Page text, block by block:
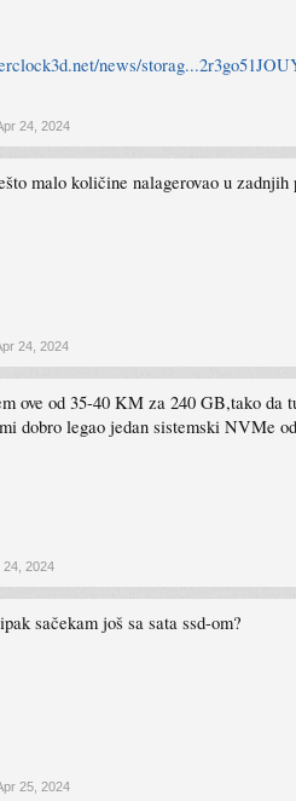
news/
24, 2024
malo količine nalagerovao u
24, 2024
ove od 35-40 KM za 240 GB,tako
dobro legao jedan sistemski NVMe
24, 2024
sačekam još sa sata ssd-om?
25, 2024